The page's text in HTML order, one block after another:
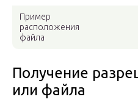
Пример
расположения
файла
Получение
или файла